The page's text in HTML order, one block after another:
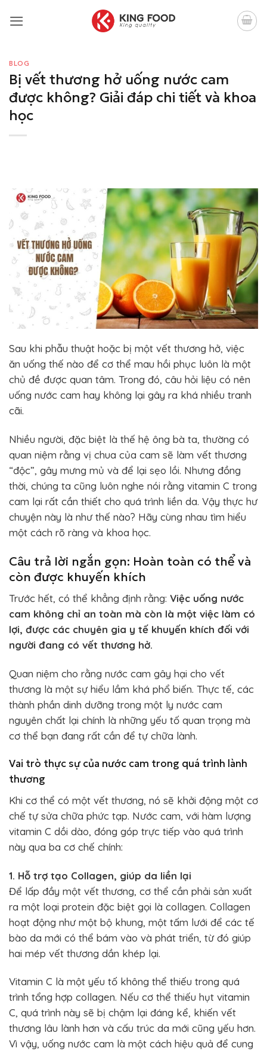
qua
BLOG
Bị vết thương hở uống nước cam
được không? Giải đáp chi tiết và khoa
học
Sau khi phẫu thuật hoặc bị một vết thương hở, việc
ăn uống thế nào để cơ thể mau hồi phục luôn là một
chủ đề được quan tâm. Trong đó, câu hỏi liệu có nên
uống nước cam hay không lại gây ra khá nhiều tranh
cãi.
Nhiều người, đặc biệt là thế hệ ông bà ta, thường có
quan niệm rằng vị chua của cam sẽ làm vết thương
“độc”, gây mưng mủ và để lại sẹo lồi. Nhưng đồng
thời, chúng ta cũng luôn nghe nói rằng vitamin C trong
cam lại rất cần thiết cho quá trình liền da. Vậy thực hư
chuyện này là như thế nào? Hãy cùng nhau tìm hiểu
một cách rõ ràng và khoa học.
Câu trả lời ngắn gọn: Hoàn toàn có thể và
còn được khuyến khích
Trước hết, có thể khẳng định rằng: Việc uống nước
cam không chỉ an toàn mà còn là một việc làm có
lợi, được các chuyên gia y tế khuyến khích đối với
người đang có vết thương hở.
Quan niệm cho rằng nước cam gây hại cho vết
thương là một sự hiểu lầm khá phổ biến. Thực tế, các
thành phần dinh dưỡng trong một ly nước cam
nguyên chất lại chính là những yếu tố quan trọng mà
cơ thể bạn đang rất cần để tự chữa lành.
Vai trò thực sự của nước cam trong quá trình lành
thương
Khi cơ thể có một vết thương, nó sẽ khởi động một cơ
chế tự sửa chữa phức tạp. Nước cam, với hàm lượng
vitamin C dồi dào, đóng góp trực tiếp vào quá trình
này qua ba cơ chế chính:
1. Hỗ trợ tạo Collagen, giúp da liền lại
Để lấp đầy một vết thương, cơ thể cần phải sản xuất
ra một loại protein đặc biệt gọi là collagen. Collagen
hoạt động như một bộ khung, một tấm lưới để các tế
bào da mới có thể bám vào và phát triển, từ đó giúp
hai mép vết thương dần khép lại.
Vitamin C là một yếu tố không thể thiếu trong quá
trình tổng hợp collagen. Nếu cơ thể thiếu hụt vitamin
C, quá trình này sẽ bị chậm lại đáng kể, khiến vết
thương lâu lành hơn và cấu trúc da mới cũng yếu hơn.
Vì vậy, uống nước cam là một cách hiệu quả để cung